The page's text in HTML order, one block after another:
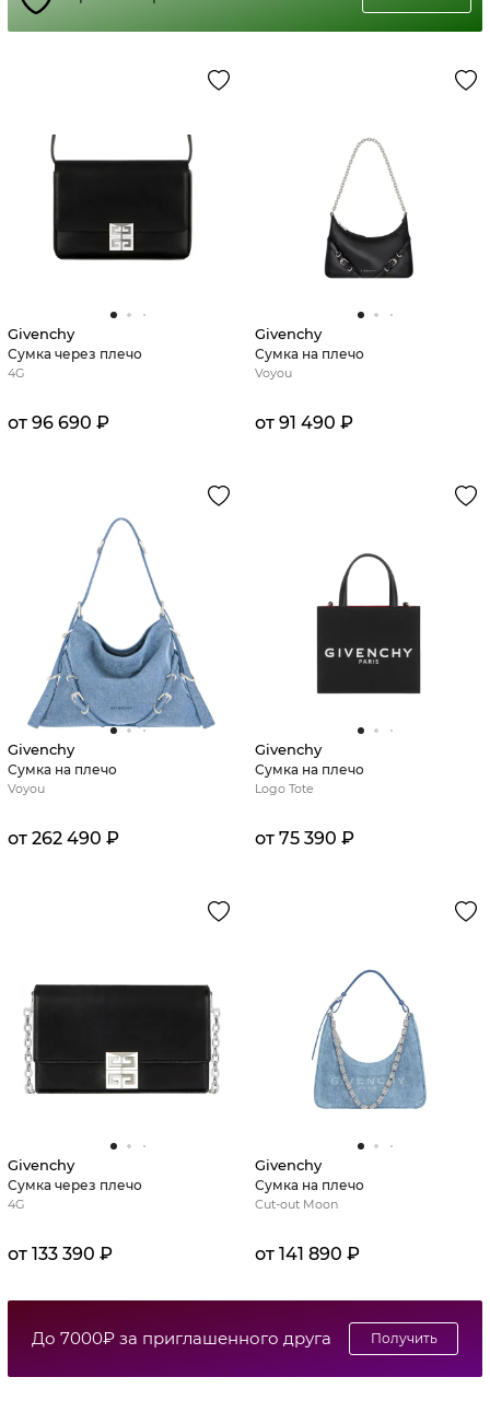
Givenchy
Сумка через плечо
4G
от 96 690 ₽
Givenchy
Сумка на плечо
Voyou
от 91 490 ₽
Givenchy
Сумка на плечо
Voyou
от 262 490 ₽
Givenchy
Сумка на плечо
Logo Tote
от 75 390 ₽
Givenchy
Сумка через плечо
4G
от 133 390 ₽
Givenchy
Сумка на плечо
Cut-out Moon
от 141 890 ₽
До 7000₽ за приглашенного друга Получить